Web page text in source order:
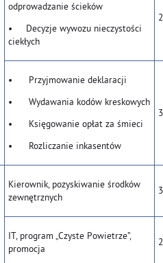
odprowadzanie ścieków
• Decyzje wywozu nieczystości
ciekłych
• Przyjmowanie deklaracji
• Wydawania kodów kreskowych
• Księgowanie opłat za śmieci
• Rozliczanie inkasentów
Kierownik, pozyskiwanie środków
zewnętrznych
IT, program „Czyste Powietrze”,
promocja